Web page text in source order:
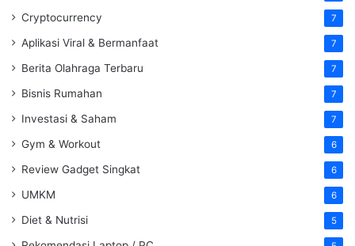
Cryptocurrency 7
Aplikasi Viral & Bermanfaat 7
Berita Olahraga Terbaru 7
Bisnis Rumahan 7
Investasi & Saham 7
Gym & Workout 6
Review Gadget Singkat 6
UMKM 6
Diet & Nutrisi 5